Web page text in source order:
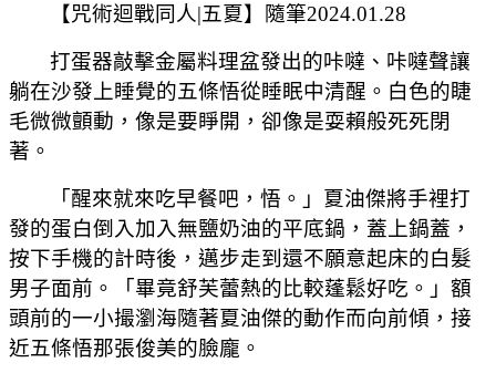
【咒術迴戰同人|五夏】隨筆2024.01.28
打蛋器敲擊金屬料理盆發出的咔噠、咔噠聲讓
躺在沙發上睡覺的五條悟從睡眠中清醒。白色的睫
毛微微顫動，像是要睜開，卻像是耍賴般死死閉
著。
「醒來就來吃早餐吧，悟。」夏油傑將手裡打
發的蛋白倒入加入無鹽奶油的平底鍋，蓋上鍋蓋，
按下手機的計時後，邁步走到還不願意起床的白髮
男子面前。「畢竟舒芙蕾熱的比較蓬鬆好吃。」額
頭前的一小撮瀏海隨著夏油傑的動作而向前傾，接
近五條悟那張俊美的臉龐。